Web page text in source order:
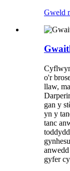
Gweld
o'r
llaw,
gan y
yn y
tanc
gyfer